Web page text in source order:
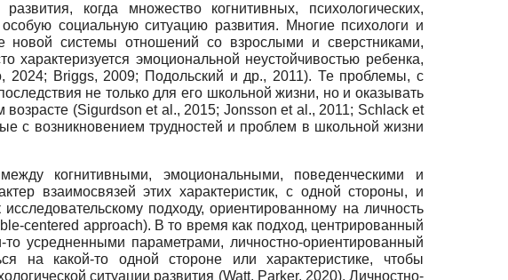
когда множество когнитивных, психологических,
социальную ситуацию развития. Многие психологи и
новой системы отношений со взрослыми и сверстниками,
эмоциональной неустойчивостью ребенка,
, 2024; Briggs, 2009; Подольский и др., 2011). Те проблемы, с
не только для его школьной жизни, но и оказывать
возрасте (Sigurdsonet al ., 2015; Jonsson et al ., 2011; Schlack et
с возникновением трудностей и проблем в школьной жизни
когнитивными, эмоциональными, поведенческими и
взаимосвязей этих характеристик, с одной стороны, и
подходу, ориентировaнному на личность
-centered approach). В то время как подход, центрированный
усредненными параметрами, личностно-ориентированный
на какой-то одной стороне или характеристике, чтобы
ситуации развития (Watt, Parker, 2020). Личностно-